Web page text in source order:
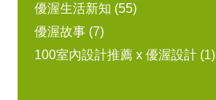
優渥生活新知 (55)
優渥故事 (7)
100室內設計推薦 x 優渥設計 (1)